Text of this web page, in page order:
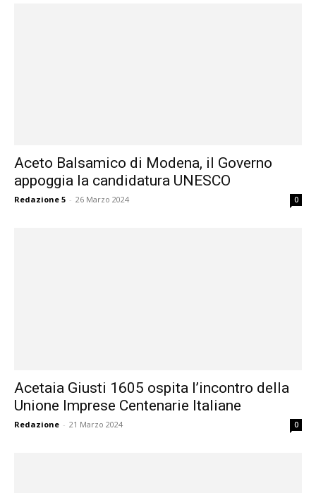
Aceto Balsamico di Modena, il Governo
appoggia la candidatura UNESCO
Redazione 5 - 26 Marzo 2024 0
Acetaia Giusti 1605 ospita l’incontro della
Unione Imprese Centenarie Italiane
Redazione - 21 Marzo 2024 0